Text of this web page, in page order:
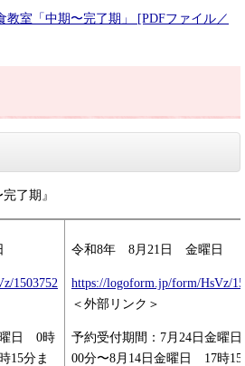
室「中期〜完了期」 [PDFファイル／
了期』
1503752
曜日 0時
15分ま
​令和8年 8月21日 金曜日
https://logoform.jp/form/HsVz/
＜外部リンク＞
予約受付期間：7月24日金曜
00分〜8月14日金曜日 17時15